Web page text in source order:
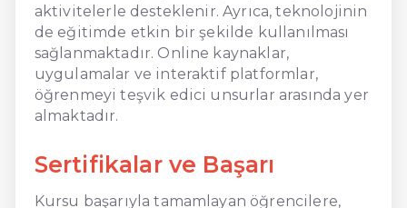
aktivitelerle desteklenir. Ayrıca, teknolojinin
de eğitimde etkin bir şekilde kullanılması
sağlanmaktadır. Online kaynaklar,
uygulamalar ve interaktif platformlar,
öğrenmeyi teşvik edici unsurlar arasında yer
almaktadır.
Sertifikalar ve Başarı
Kursu başarıyla tamamlayan öğrencilere,